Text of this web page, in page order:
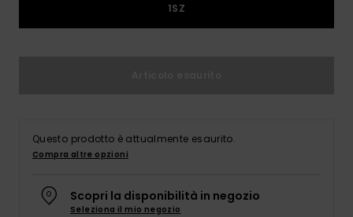
1SZ
Questo prodotto è attualmente esaurito.
Compra altre opzioni
Scopri la disponibilità in negozio
Seleziona il mio negozio